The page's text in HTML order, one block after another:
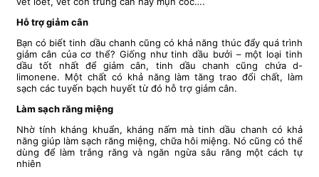
Hỗ trợ giảm cân
Bạn có biết tinh dầu chanh cũng có khả năng thúc đẩy quá trình
giảm cân của cơ thể? Giống như tinh dầu bưởi – một loại tinh
dầu tốt nhất để giảm cân, tinh dầu chanh cũng chứa d-
limonene. Một chất có khả năng làm tăng trao đổi chất, làm
sạch các tuyến bạch huyết từ đó hỗ trợ giảm cân.
Làm sạch răng miệng
Nhờ tính kháng khuẩn, kháng nấm mà tinh dầu chanh có khả
năng giúp làm sạch răng miệng, chữa hôi miệng. Nó cũng có thể
dùng để làm trắng răng và ngăn ngừa sâu răng một cách tự
nhiên